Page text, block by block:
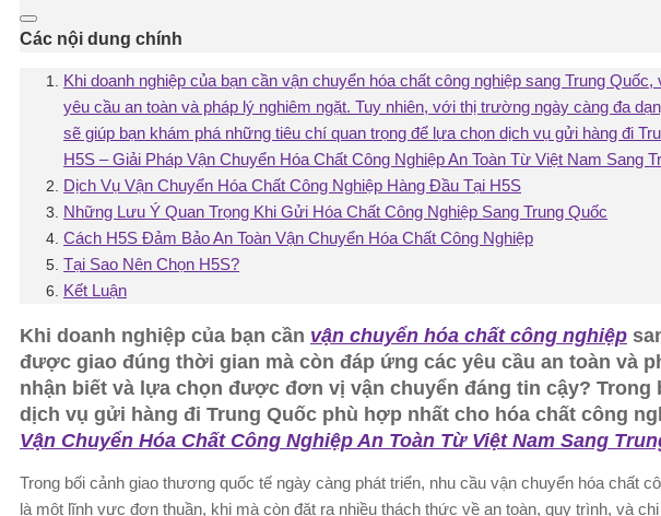
Các nội dung chính
Khi doanh nghiệp của bạn cần vận chuyển hóa chất công nghiệp sang Trung
yêu cầu an toàn và pháp lý nghiêm ngặt. Tuy nhiên, với thị trường ngày càng đa
sẽ giúp bạn khám phá những tiêu chí quan trọng để lựa chọn dịch vụ gửi hàng đi
H5S – Giải Pháp Vận Chuyển Hóa Chất Công Nghiệp An Toàn Từ Việt Nam Sang
Dịch Vụ Vận Chuyển Hóa Chất Công Nghiệp Hàng Đầu Tại H5S
Những Lưu Ý Quan Trọng Khi Gửi Hóa Chất Công Nghiệp Sang Trung Quốc
Cách H5S Đảm Bảo An Toàn Vận Chuyển Hóa Chất Công Nghiệp
Tại Sao Nên Chọn H5S?
Kết Luận
Khi doanh nghiệp của bạn cần vận chuyển hóa chất công nghiệp
được giao đúng thời gian mà còn đáp ứng các yêu cầu an toàn và
nhận biết và lựa chọn được đơn vị vận chuyển đáng tin cậy?
dịch vụ gửi hàng đi Trung Quốc phù hợp nhất cho hóa chất công
Vận Chuyển Hóa Chất Công Nghiệp An Toàn Từ Việt Nam Sang
Trong bối cảnh giao thương quốc tế ngày càng phát triển, nhu cầu vận chuyển hóa chất
là một lĩnh vực đơn thuần, khi mà còn đặt ra nhiều thách thức về an toàn, quy trình, và